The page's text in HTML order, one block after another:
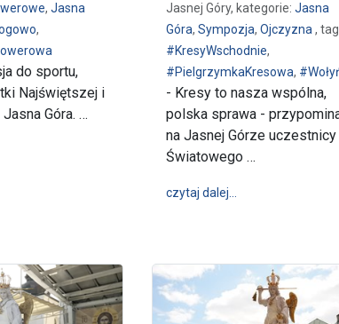
, Jasna
,
do sportu,
Najświętszej i
Góra. …
Biegiem i rowerem do Matki
Jasnej Góry, kategorie: Jasna
Góra, Sympozja, Ojczyzna,
#KresyWschodnie,
#PielgrzymkaKresowa,
- Kresy to nasza wspólna,
polska sprawa -
na Jasnej Górze uczestnicy
Światowego …
czytaj dalej… wpis